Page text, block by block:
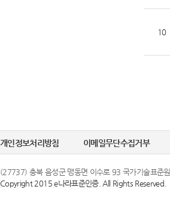
10
개인정보처리방침 이메일무단수집거부
(27737) 충북 음성군 맹동면 이수로 93 국가기술표준원
Copyright 2015 e나라표준인증. All Rights Reserved.